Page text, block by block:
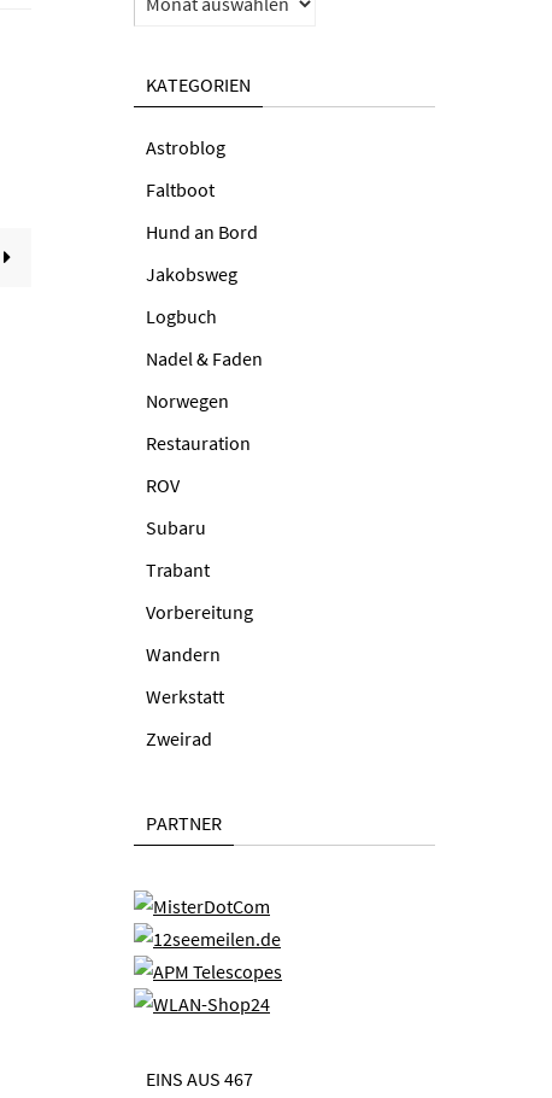
KATEGORIEN
Astroblog
Faltboot
Hund an Bord
Jakobsweg
Logbuch
Nadel & Faden
Norwegen
Restauration
ROV
Subaru
Trabant
Vorbereitung
Wandern
Werkstatt
Zweirad
PARTNER
EINS AUS 467